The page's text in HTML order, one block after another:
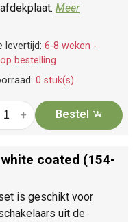
Meer
levertijd: 6-8 weken -
bestelling
0 stuk(s)
+ Bestel
coated (154-
is geschikt voor
uit de